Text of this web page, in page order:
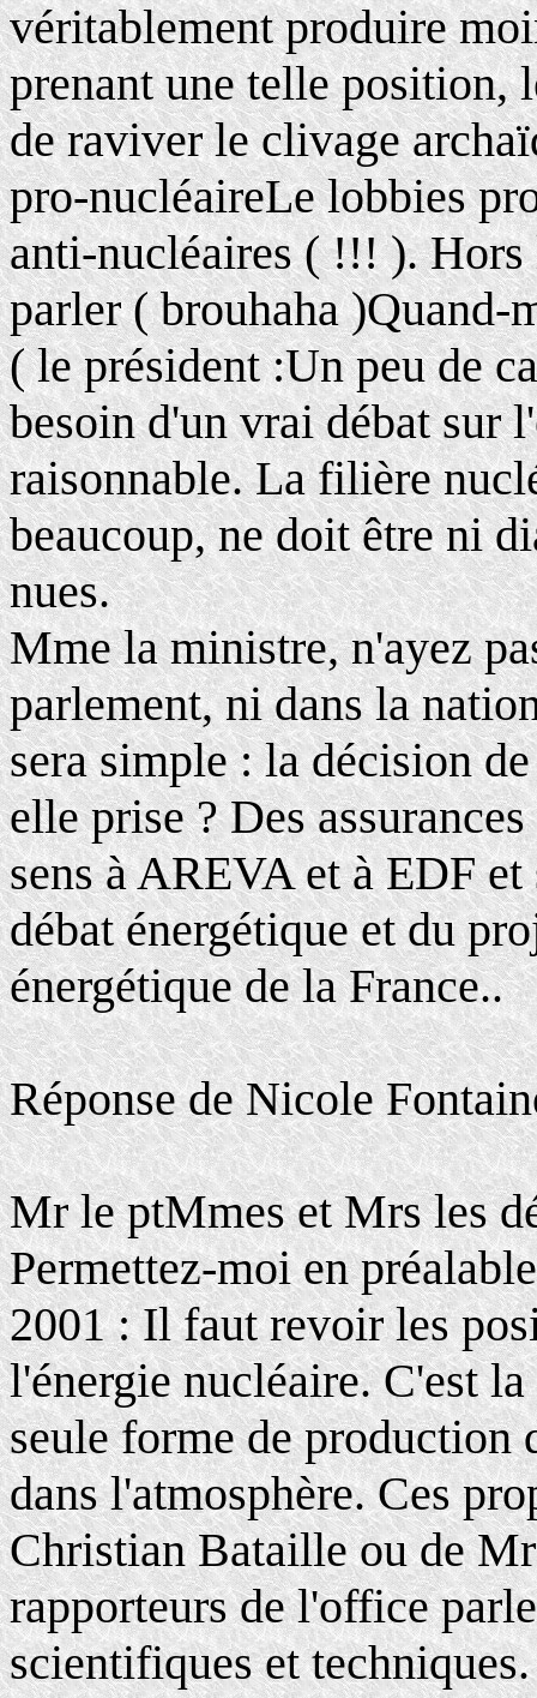
véritablement produire
prenant une telle position,
de raviver le clivage
pro-nucléaireLe lobbies
anti-nucléaires ( !!! ). Hors
parler ( brouhaha )Quand-
( le président :Un peu de
besoin d'un vrai débat sur
raisonnable. La filière
beaucoup, ne doit être ni
nues.
Mme la ministre, n'ayez
parlement, ni dans la
sera simple : la décision
elle prise ? Des
sens à AREVA et à EDF
débat énergétique et du
énergétique de la France..
Réponse de Nicole
Mr le ptMmes et Mrs les
Permettez-moi en
2001 : Il faut revoir les
l'énergie nucléaire. C'est
seule forme de production
dans l'atmosphère. Ces
Christian Bataille ou de
rapporteurs de l'office
scientifiques et